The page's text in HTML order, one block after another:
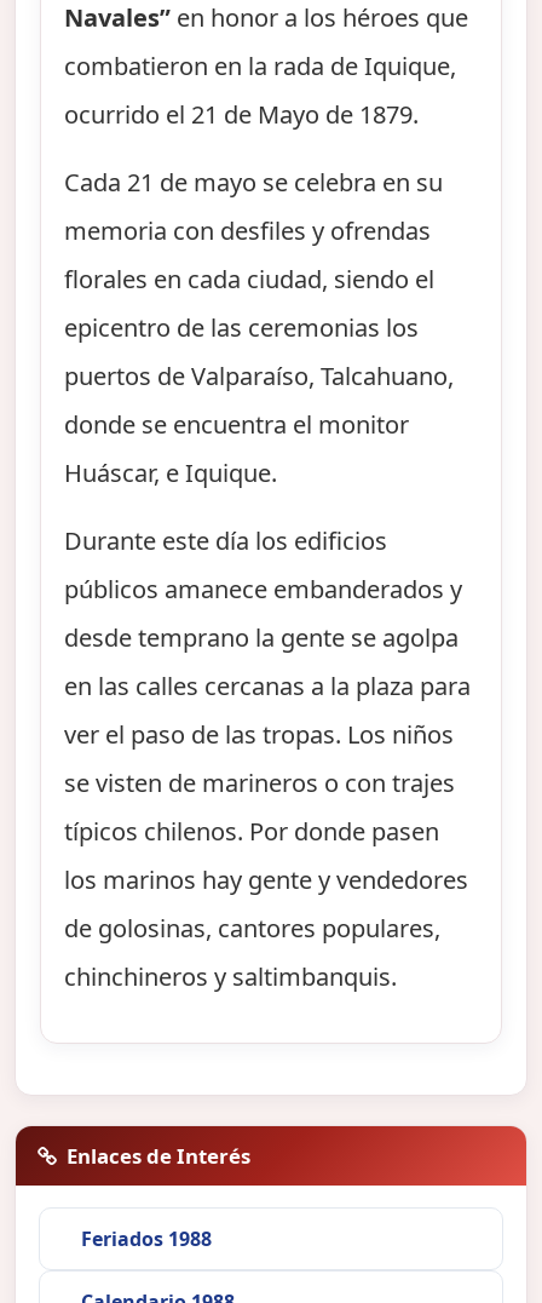
Navales” en honor a los héroes que
combatieron en la rada de Iquique,
ocurrido el 21 de Mayo de 1879.
Cada 21 de mayo se celebra en su
memoria con desfiles y ofrendas
florales en cada ciudad, siendo el
epicentro de las ceremonias los
puertos de Valparaíso, Talcahuano,
donde se encuentra el monitor
Huáscar, e Iquique.
Durante este día los edificios
públicos amanece embanderados y
desde temprano la gente se agolpa
en las calles cercanas a la plaza para
ver el paso de las tropas. Los niños
se visten de marineros o con trajes
típicos chilenos. Por donde pasen
los marinos hay gente y vendedores
de golosinas, cantores populares,
chinchineros y saltimbanquis.
Enlaces de Interés
Feriados 1988